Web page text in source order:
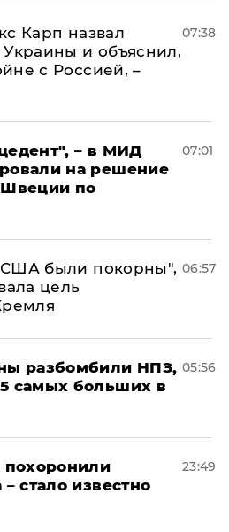
Карп назвал
и объяснил,
с Россией, –
07:38
– в МИД
на решение
Швеции по
07:01
США были покорны",
цель
06:57
разбомбили НПЗ,
самых больших в
05:56
похоронили
стало известно
23:49